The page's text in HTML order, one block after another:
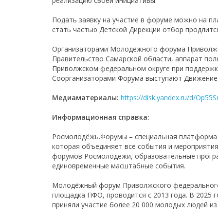
Подать заявку на участие в форуме можно на
стать частью Детской Дирекции отбор
Организаторами Молодёжного форума
Правительство Самарской области, аппарат
Приволжском федеральном округе при
Соорганизаторами Форума выступают
Медиаматериалы: https://disk.yandex.ru/d/
Информационная справка:
Росмолодёжь.Форумы – специальная
которая объединяет все события и
форумов Росмолодёжи, образовательные
единовременные масштабные события.
Молодёжный форум Приволжского
площадка ПФО, проводится с 2013 года. В 2025
приняли участие более 20 000 молодых людей